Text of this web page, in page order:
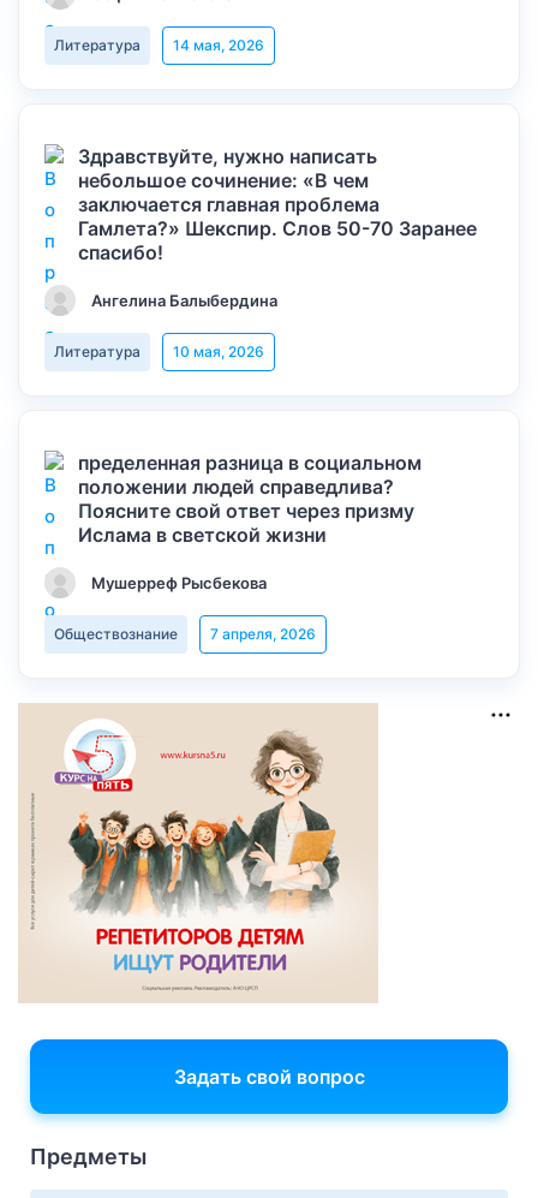
Литература 14 мая, 2026
Здравствуйте, нужно написать
небольшое сочинение: «В чем
заключается главная проблема
Гамлета?» Шекспир. Слов 50-70 Заранее
спасибо!
Ангелина Балыбердина
Литература 10 мая, 2026
пределенная разница в социальном
положении людей справедлива?
Поясните свой ответ через призму
Ислама в светской жизни
Мушерреф Рысбекова
Обществознание 7 апреля, 2026
Задать свой вопрос
Предметы